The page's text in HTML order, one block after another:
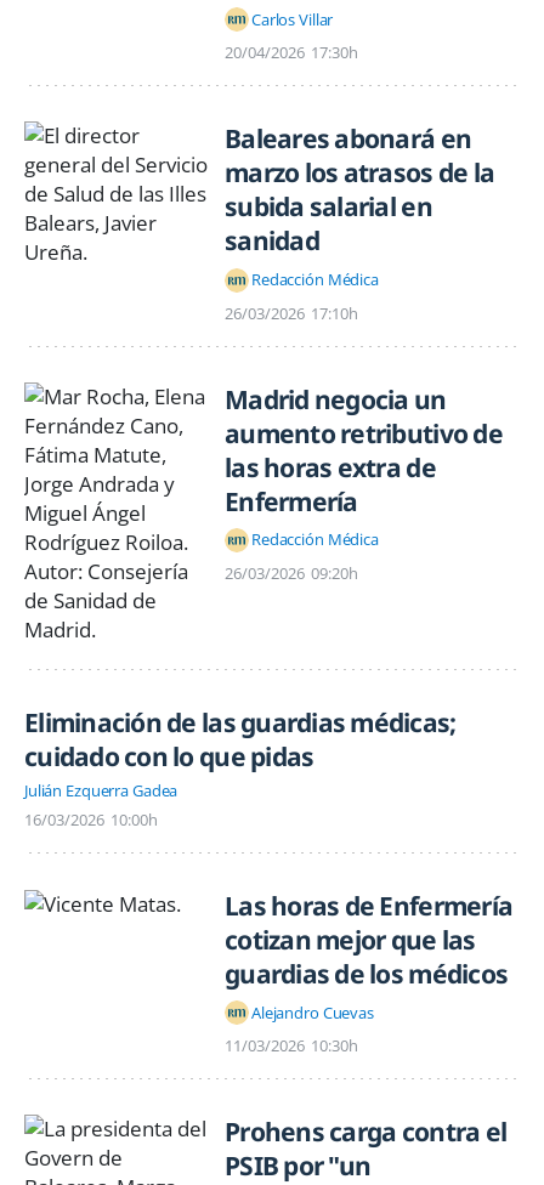
Carlos Villar
20/04/2026 17:30h
Baleares abonará en
marzo los atrasos de la
subida salarial en
sanidad
Redacción Médica
26/03/2026 17:10h
Madrid negocia un
aumento retributivo de
las horas extra de
Enfermería
Redacción Médica
26/03/2026 09:20h
Eliminación de las guardias médicas;
cuidado con lo que pidas
Julián Ezquerra Gadea
16/03/2026 10:00h
Las horas de Enfermería
cotizan mejor que las
guardias de los médicos
Alejandro Cuevas
11/03/2026 10:30h
Prohens carga contra el
PSIB por "un